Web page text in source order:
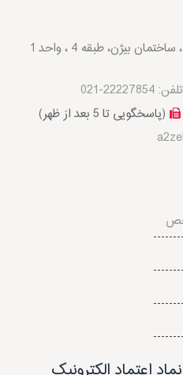
بیژن، طبقه 4 ، واحد 1
تلفن: 22227854-021
(پاسخگویی تا 5 بعد از ظهر)